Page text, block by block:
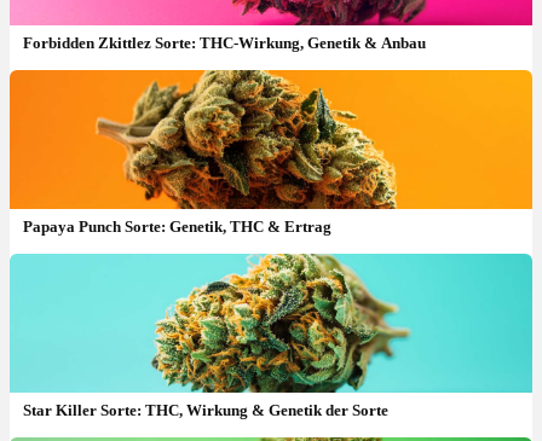
Forbidden Zkittlez Sorte: THC-Wirkung, Genetik & Anbau
Papaya Punch Sorte: Genetik, THC & Ertrag
Star Killer Sorte: THC, Wirkung & Genetik der Sorte